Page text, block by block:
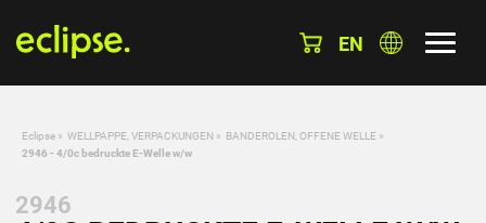
EN
Eclipse » WELLPAPPE, VERPACKUNGEN » BANDEROLEN, OFFENE WELLE »
2946 - 4/0c bedruckte E-Welle w/w
2946